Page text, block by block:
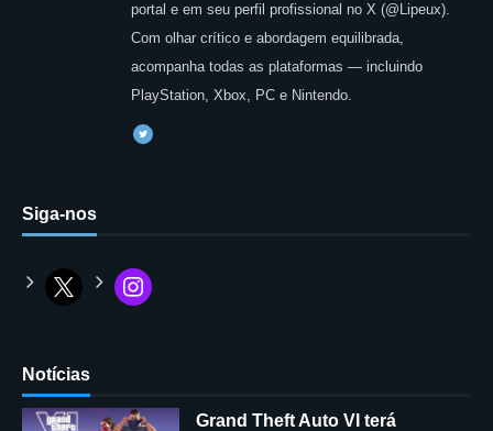
portal e em seu perfil profissional no X (@Lipeux).
Com olhar crítico e abordagem equilibrada,
acompanha todas as plataformas — incluindo
PlayStation, Xbox, PC e Nintendo.
Siga-nos
Notícias
Grand Theft Auto VI terá